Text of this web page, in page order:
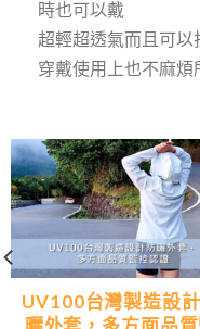
時也可以戴
超輕超透氣而且可
穿戴使用上也不麻煩
UV100台灣製造設